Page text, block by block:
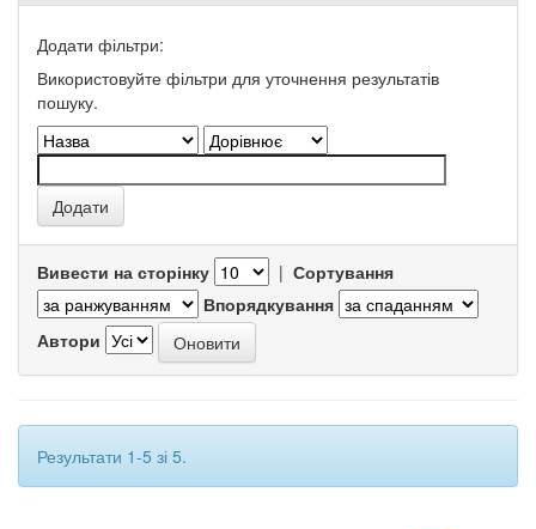
Додати фільтри:
Використовуйте фільтри для уточнення результатів
пошуку.
Вивести на сторінку | Сортування
Впорядкування
Автори
Результати 1-5 зі 5.